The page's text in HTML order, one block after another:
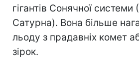
гігантів Сонячної
Сатурна). Вона більше
льоду з прадавніх комет
зірок.